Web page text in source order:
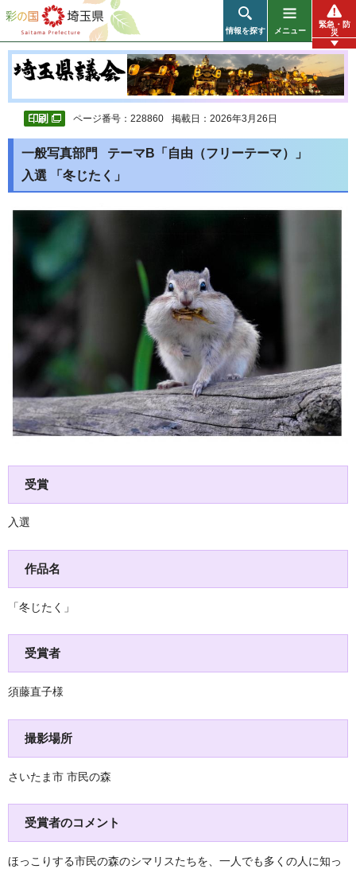
彩の国 埼玉県
情報を探す メニュー
緊急・防
災
ページ番号：228860 掲載日：2026年3月26日
一般写真部門 テーマB「自由（フリーテーマ）」
入選 「冬じたく」
受賞
入選
作品名
「冬じたく」
受賞者
須藤直子様
撮影場所
さいたま市 市民の森
受賞者のコメント
ほっこりする市民の森のシマリスたちを、一人でも多くの人に知っ